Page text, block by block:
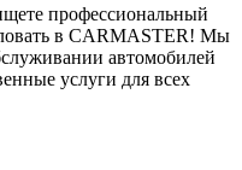
профессиональный
в CARMASTER! Мы
автомобилей
услуги для всех